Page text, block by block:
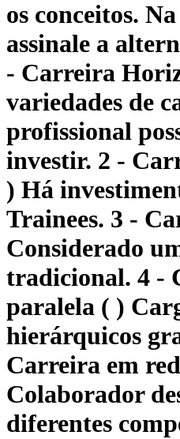
os conceitos.
assinale a
- Carreira
variedades de
profissional
investir. 2 -
) Há
Trainees. 3 -
Considerado
tradicional. 4 -
paralela ( )
hierárquicos
Carreira em
Colaborador
diferentes